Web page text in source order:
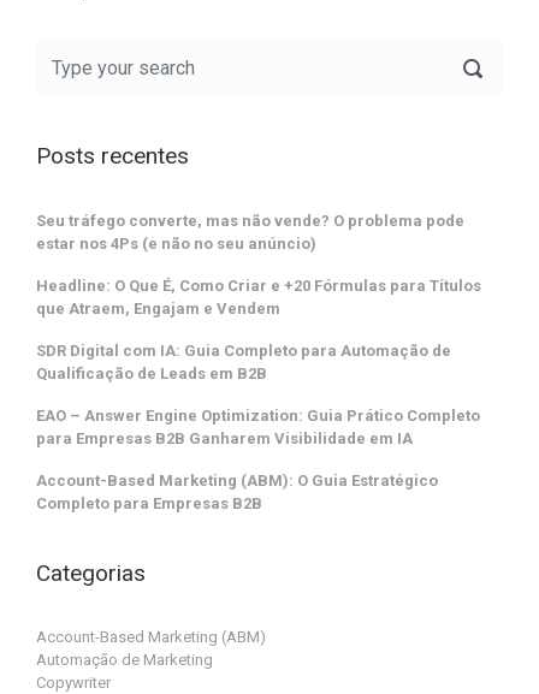
Posts recentes
Seu tráfego converte, mas não vende? O problema pode
estar nos 4Ps (e não no seu anúncio)
Headline: O Que É, Como Criar e +20 Fórmulas para Títulos
que Atraem, Engajam e Vendem
SDR Digital com IA: Guia Completo para Automação de
Qualificação de Leads em B2B
EAO – Answer Engine Optimization: Guia Prático Completo
para Empresas B2B Ganharem Visibilidade em IA
Account-Based Marketing (ABM): O Guia Estratégico
Completo para Empresas B2B
Categorias
Account-Based Marketing (ABM)
Automação de Marketing
Copywriter